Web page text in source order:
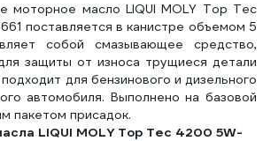
моторное масло LIQUI MOLY Top Tec
поставляется в канистре объемом 5
собой смазывающее средство,
защиты от износа трущиеся детали
для бензинового и дизельного
автомобиля. Выполнено на базовой
пакетом присадок.
LIQUI MOLY Top Tec 4200 5W-